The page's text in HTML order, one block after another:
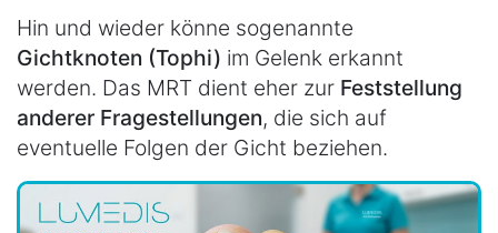
Hin und wieder könne sogenannte
Gichtknoten (Tophi) im Gelenk erkannt
werden. Das MRT dient eher zur Feststellung
anderer Fragestellungen, die sich auf
eventuelle Folgen der Gicht beziehen.